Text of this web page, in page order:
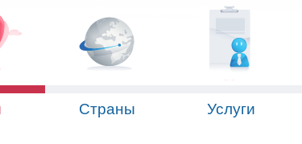
Страны Услуги